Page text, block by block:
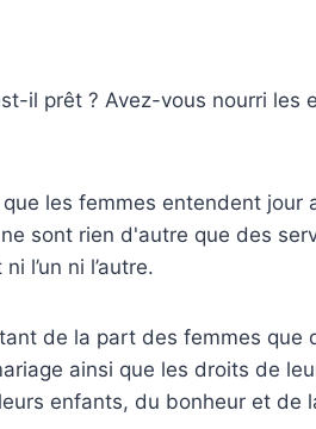
il prêt ? Avez-vous nourri les
les femmes entendent jour
sont rien d'autre que des
l’un ni l’autre.
de la part des femmes que
ainsi que les droits de
enfants, du bonheur et de